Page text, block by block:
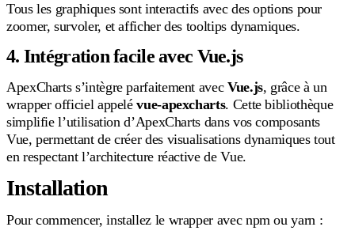
Tous les graphiques sont interactifs avec des options pour
zoomer, survoler, et afficher des tooltips dynamiques.
4. Intégration facile avec Vue.js
ApexCharts s’intègre parfaitement avec Vue.js, grâce à un
wrapper officiel appelévue-apexcharts. Cette bibliothèque
simplifie l’utilisation d’ApexCharts dans vos composants
Vue, permettant de créer des visualisations dynamiques tout
en respectant l’architecture réactive de Vue.
Installation
Pour commencer, installez le wrapper avec npm ou yarn :